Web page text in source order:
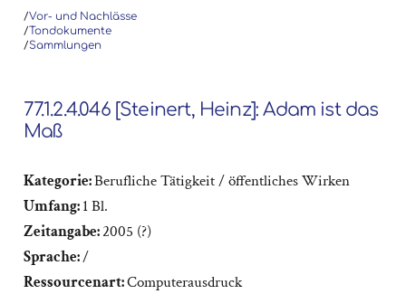
/Vor- und Nachlässe
/Tondokumente
/Sammlungen
77.1.2.4.046 [Steinert, Heinz]: Adam ist das
Maß
Kategorie:Berufliche Tätigkeit / öffentliches Wirken
Umfang:1 Bl.
Zeitangabe:2005 (?)
Sprache:/
Ressourcenart:Computerausdruck